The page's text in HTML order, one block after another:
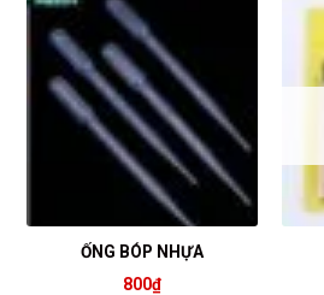
ỐNG BÓP NHỰA
800₫